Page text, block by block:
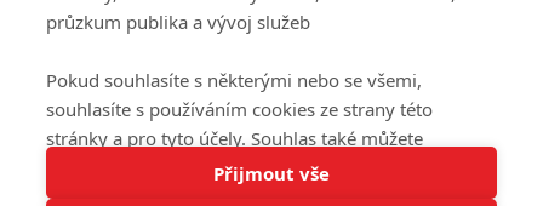
Tato stránka používá soubory cookies.
© 2016 – 2026 FandimeSerialum.cz / All rights reserved /
průzkum publika a vývoj služeb
Pokud souhlasíte s některými nebo se všemi,
souhlasíte s používáním cookies ze strany této
stránky a pro tyto účely. Souhlas také můžete
odmítnout, ale v takovém případě vám na stránce
nebudou k dispozici některé personalizované funkce.
Přijmout vše